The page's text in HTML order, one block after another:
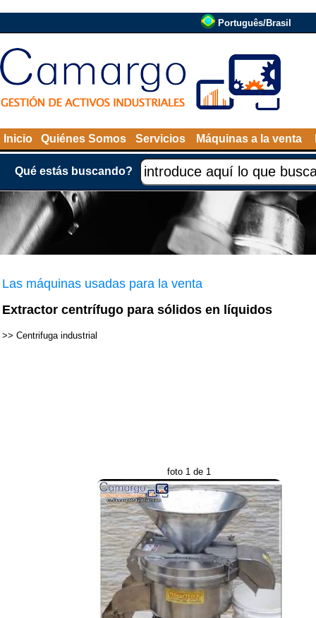
Português/Brasil
Inicio Quiénes Somos Servicios Máquinas a la venta
Qué estás buscando?
Las máquinas usadas para la venta
Extractor centrífugo para sólidos en líquidos
>> Centrifuga industrial
foto 1 de 1